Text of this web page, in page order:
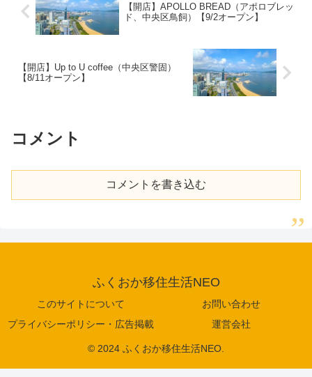
【開店】APOLLO BREAD（アポロブレッ
ド、中央区鳥飼）【9/2オープン】
【開店】Up to U coffee（中央区警固）
【8/11オープン】
コメント
コメントを書き込む
ふくおか移住生活NEO
このサイトについて
お問い合わせ
プライバシーポリシー・広告掲載
運営会社
© 2024 ふくおか移住生活NEO.